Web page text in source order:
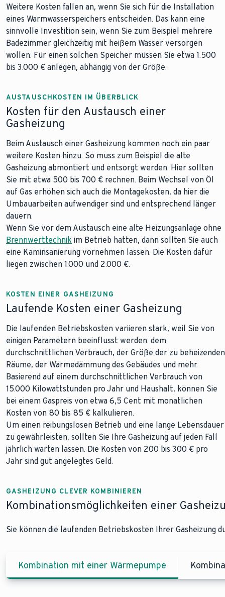
Weitere Kosten fallen an, wenn Sie sich für die Installation
eines Warmwasserspeichers entscheiden. Das kann eine
sinnvolle Investition sein, wenn Sie zum Beispiel mehrere
Badezimmer gleichzeitig mit heißem Wasser versorgen
wollen. Für einen solchen Speicher müssen Sie etwa 1.500
bis 3.000 € anlegen, abhängig von der Größe.
AUSTAUSCHKOSTEN IM ÜBERBLICK
Kosten für den Austausch einer
Gasheizung
Beim Austausch einer Gasheizung kommen noch ein paar
weitere Kosten hinzu. So muss zum Beispiel die alte
Gasheizung abmontiert und entsorgt werden. Hier sollten
Sie mit etwa 500 bis 700 € rechnen. Beim Wechsel von Öl
auf Gas erhöhen sich auch die Montagekosten, da hier die
Umbauarbeiten aufwendiger sind und entsprechend länger
dauern.
Wenn Sie vor dem Austausch eine alte Heizungsanlage ohne
Brennwerttechnik im Betrieb hatten, dann sollten Sie auch
eine Kaminsanierung vornehmen lassen. Die Kosten dafür
liegen zwischen 1.000 und 2.000 €.
KOSTEN EINER GASHEIZUNG
Laufende Kosten einer Gasheizung
Die laufenden Betriebskosten variieren stark, weil Sie von
einigen Parametern beeinflusst werden: dem
durchschnittlichen Verbrauch, der Größe der zu beheizenden
Räume, der Wärmedämmung des Gebäudes und mehr.
Basierend auf einem durchschnittlichen Verbrauch von
15.000 Kilowattstunden pro Jahr und Haushalt, können Sie
bei einem Gaspreis von etwa 6,5 Cent mit monatlichen
Kosten von 80 bis 85 € kalkulieren.
Um einen reibungslosen Betrieb und eine lange Lebensdauer
zu gewährleisten, sollten Sie Ihre Gasheizung auf jeden Fall
jährlich warten lassen. Die Kosten von 200 bis 300 € pro
Jahr sind gut angelegtes Geld.
GASHEIZUNG CLEVER KOMBINIEREN
Kombinationsmöglichkeiten einer
Sie können die laufenden Betriebskosten Ihrer Gasheizung
Kombination mit einer Wärmepumpe